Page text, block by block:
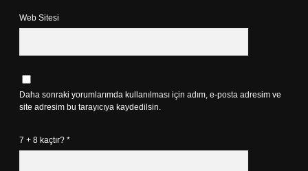
Web Sitesi
Daha sonraki yorumlarımda kullanılması için adım, e-posta adresim ve
site adresim bu tarayıcıya kaydedilsin.
7 + 8 kaçtır? *